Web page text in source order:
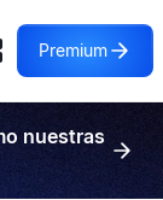
Premium
nuestras